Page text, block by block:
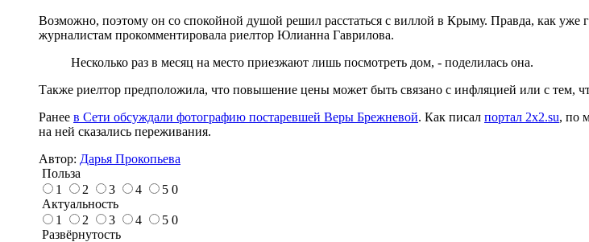
Возможно, поэтому он со спокойной душой решил расстаться с виллой в Крыму. Правда, как
журналистам прокомментировала риелтор Юлианна Гаврилова.
Несколько раз в месяц на место приезжают лишь посмотреть дом, - поделилась она.
Также риелтор предположила, что повышение цены может быть связано с инфляцией или с тем,
Ранее в Сети обсуждали фотографию постаревшей Веры Брежневой. Как писал портал 2x2.su, по
на ней сказались переживания.
Автор: Дарья Прокопьева
Польза
1
2 3 4 5 0
Актуальность
1
2 3 4 5 0
Развёрнутость